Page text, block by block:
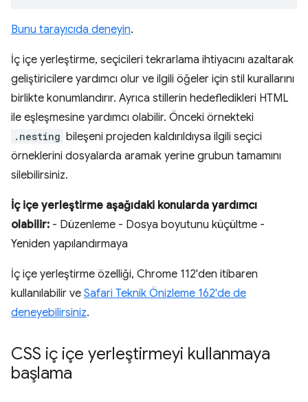
Bunu tarayıcıda deneyin.
İç içe yerleştirme, seçicileri tekrarlama ihtiyacını azaltarak
geliştiricilere yardımcı olur ve ilgili öğeler için stil kurallarını
birlikte konumlandırır. Ayrıca stillerin hedefledikleri HTML
ile eşleşmesine yardımcı olabilir. Önceki örnekteki
.nesting bileşeni projeden kaldırıldıysa ilgili seçici
örneklerini dosyalarda aramak yerine grubun tamamını
silebilirsiniz.
İç içe yerleştirme aşağıdaki konularda yardımcı
olabilir: - Düzenleme - Dosya boyutunu küçültme -
Yeniden yapılandırmaya
İç içe yerleştirme özelliği, Chrome 112'den itibaren
kullanılabilir ve Safari Teknik Önizleme 162'de de
deneyebilirsiniz.
CSS iç içe yerleştirmeyi kullanmaya
başlama